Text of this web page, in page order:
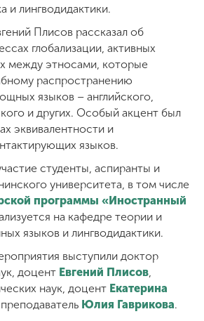
и лингводидактики.
Плисов рассказал об
глобализации, активных
между этносами, которые
распространению
языков – английского,
и других. Особый акцент был
эквивалентности и
языков.
студенты, аспиранты и
университета, в том числе
программы «Иностранный
на кафедре теории и
языков и лингводидактики.
выступили доктор
доцент Евгений Плисов
наук, доцент Екатерина
Юлия Гаврикова.